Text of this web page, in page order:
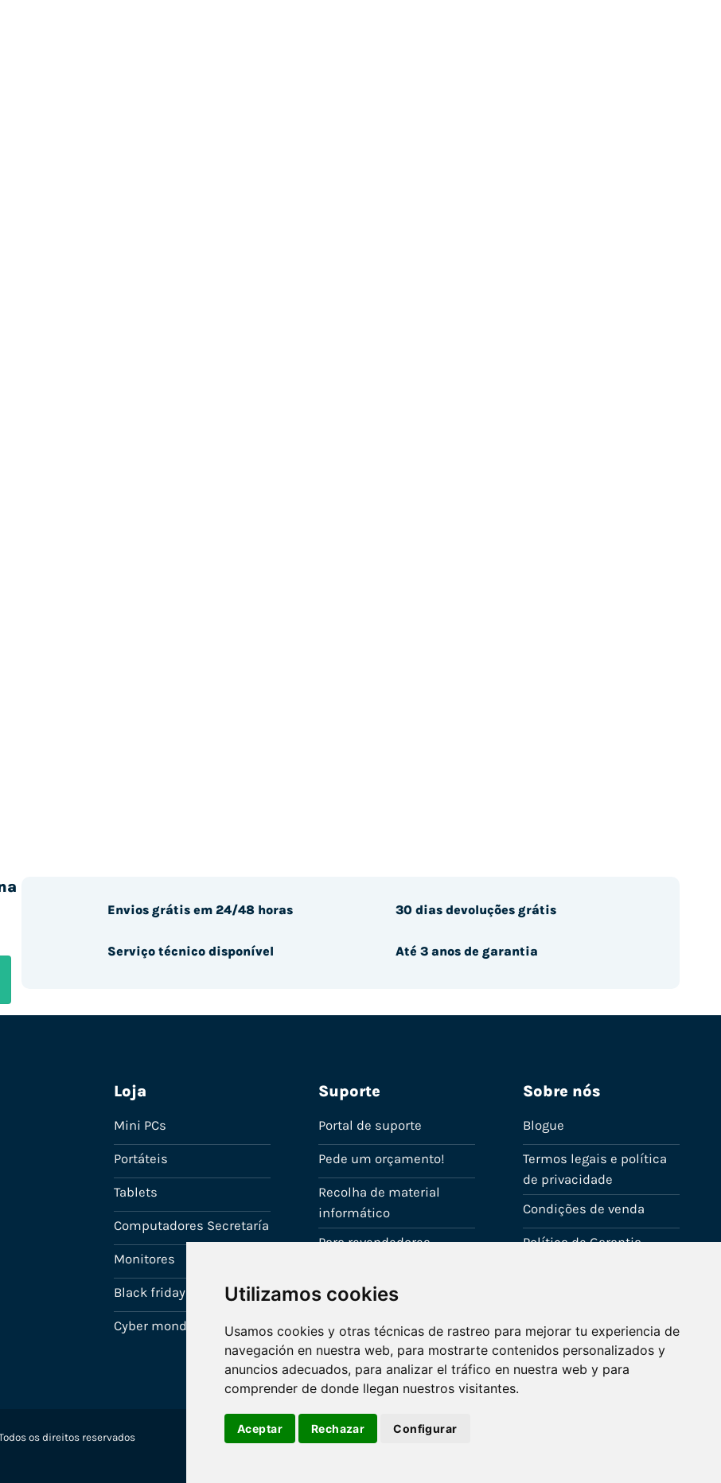
Utilizamos cookies
Usamos cookies y otras técnicas de rastreo para mejorar tu experiencia de
navegación en nuestra web, para mostrarte contenidos personalizados y
anuncios adecuados, para analizar el tráfico en nuestra web y para
comprender de donde llegan nuestros visitantes.
Aceptar Rechazar Configurar
Envios grátis em 24/48 horas
Serviço técnico disponível
30 dias devoluções grátis
Até 3 anos de garantia
Loja
Mini PCs
Portáteis
Tablets
Computadores Secretaría
Monitores
Black friday
Cyber monday
Suporte
Portal de suporte
Pede um orçamento!
Recolha de material
informático
Para revendedores
Sobre nós
Blogue
Termos legais e política
de privacidade
Condições de venda
Política de Garantia
Fale connosco
os direitos reservados